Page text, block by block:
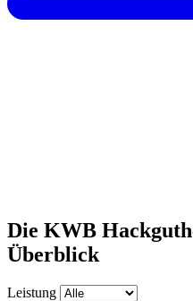
Die KWB
Überblick
Leistung